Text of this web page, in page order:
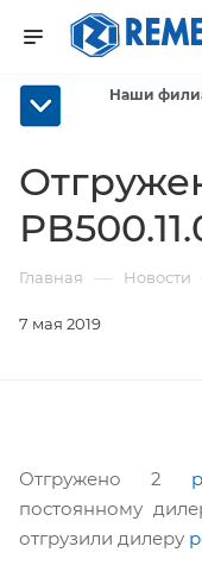
Наши
Главная — Новости
7 мая 2019
Отгружено 2
постоянному
отгрузили дилеру